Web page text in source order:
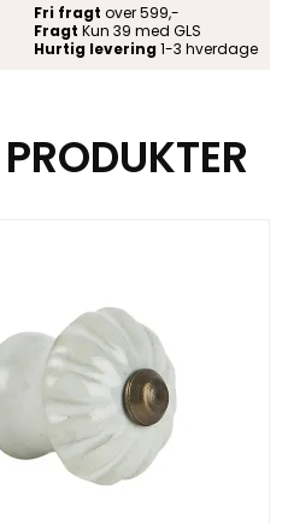
Fri fragt over 599,-
Fragt Kun 39 med GLS
Hurtig levering 1-3 hverdage